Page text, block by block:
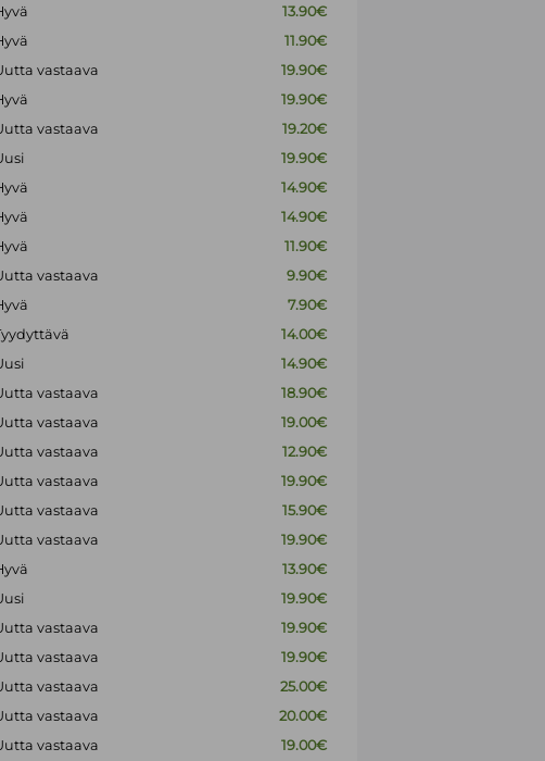
13.90€
11.90€
vastaava
19.90€
19.90€
vastaava
19.20€
19.90€
14.90€
14.90€
11.90€
vastaava
9.90€
7.90€
14.00€
14.90€
vastaava
18.90€
vastaava
19.00€
vastaava
12.90€
vastaava
19.90€
vastaava
15.90€
vastaava
19.90€
13.90€
19.90€
vastaava
19.90€
vastaava
19.90€
vastaava
25.00€
vastaava
20.00€
vastaava
19.00€